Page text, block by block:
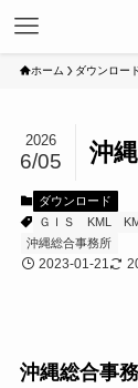
ホーム ダウンロー
沖
2026
6/05
ダウンロード
ＧＩＳ
KML
沖縄総合事務所
2023-01-21
沖縄総合事